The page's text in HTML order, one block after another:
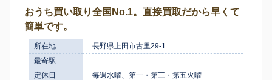
おうち買い取り全国No.1。直接買取だから早くて
簡単です。
所在地
長野県上田市古里29-1
最寄駅
-
定休日
毎週水曜、第一・第三・第五火曜